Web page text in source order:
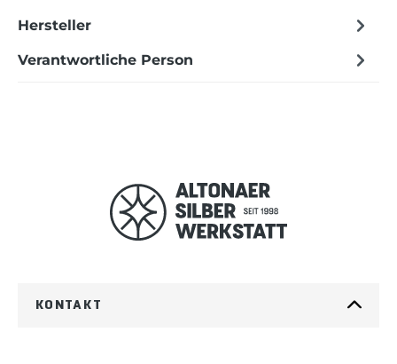
Hersteller
Verantwortliche Person
KONTAKT